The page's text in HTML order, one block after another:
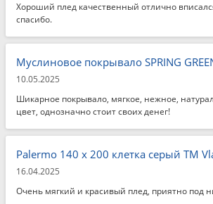
Хороший плед качественный отлично
спасибо.
Муслиновое покрывало SPRING
10.05.2025
Шикарное покрывало, мягкое, нежное,
цвет, однозначно стоит своих денег!
Palermo 140 x 200 клетка серый ТМ
16.04.2025
Очень мягкий и красивый плед, приятно под